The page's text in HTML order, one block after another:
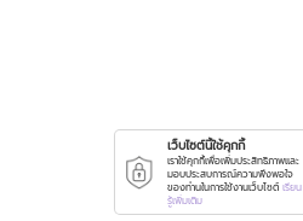
เว็บไซต์นี้ใช้คุกกี้
เราใช้คุกกี้เพื่อเพิ่มประสิทธิภาพและ
มอบประสบการณ์ความพึงพอใจ
ของท่านในการใช้งานเว็บไซต์ เรียน
รู้เพิ่มเติม